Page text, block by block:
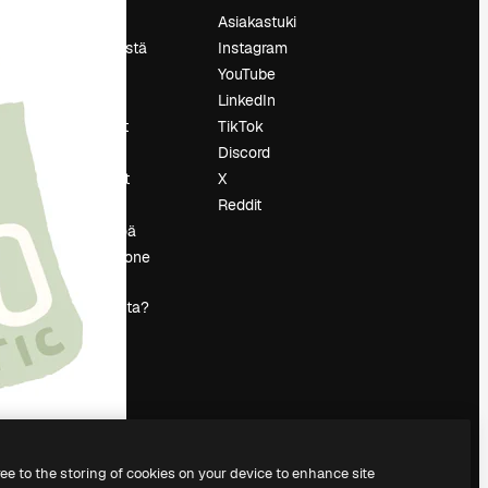
Tietoja meistä
Hakutrendit
Tapahtumat
Myy sisältöä
Lehdistöhuone
Etsitkö
magnific.ai:ta?
Asiakastuki
Instagram
YouTube
LinkedIn
TikTok
Discord
X
Reddit
to the storing of cookies on your device to enhance site